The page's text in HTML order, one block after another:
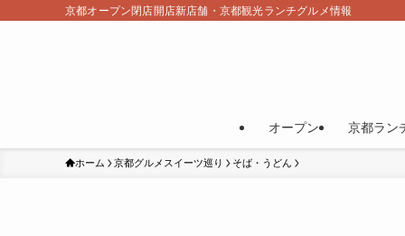
京都オープン閉店開店新店舗・京都観光ランチグルメ情報
オープン 京都ラン
ホーム 京都グルメスイーツ巡り そば・うどん